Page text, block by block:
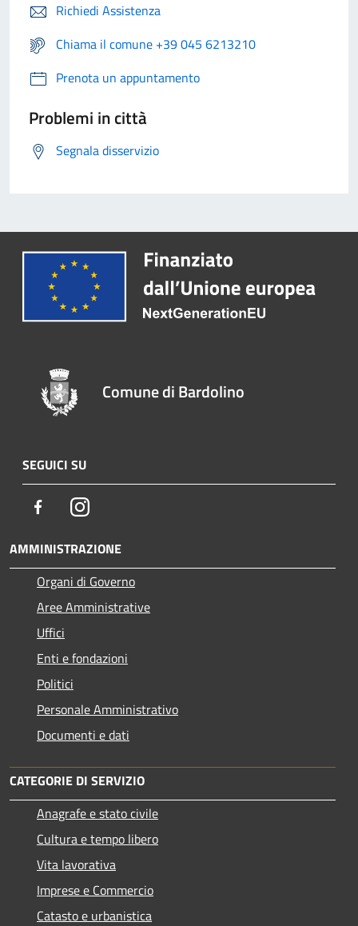
Richiedi Assistenza
Chiama il comune +39 045 6213210
Prenota un appuntamento
Problemi in città
Segnala disservizio
Comune di Bardolino
SEGUICI SU
FacebookInstagram
AMMINISTRAZIONE
Organi di Governo
Aree Amministrative
Uffici
Enti e fondazioni
Politici
Personale Amministrativo
Documenti e dati
CATEGORIE DI SERVIZIO
Anagrafe e stato civile
Cultura e tempo libero
Vita lavorativa
Imprese e Commercio
Catasto e urbanistica